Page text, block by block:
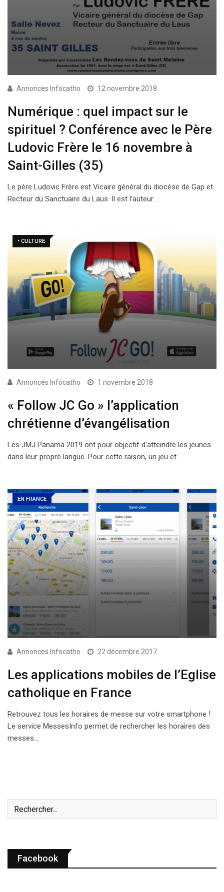
Annonces Infocatho 12 novembre 2018
Numérique : quel impact sur le
spirituel ? Conférence avec le Père
Ludovic Frère le 16 novembre à
Saint-Gilles (35)
Le père Ludovic Frère est Vicaire général du diocèse de Gap et
Recteur du Sanctuaire du Laus. Il est l’auteur…
• CULTURE
Annonces Infocatho 1 novembre 2018
« Follow JC Go » l’application
chrétienne d’évangélisation
Les JMJ Panama 2019 ont pour objectif d’atteindre les jeunes
dans leur propre langue. Pour cette raison, un jeu et …
EN FRANCE
Annonces Infocatho 22 décembre 2017
Les applications mobiles de l’Eglise
catholique en France
Retrouvez tous les horaires de messe sur votre smartphone !
Le service MessesInfo permet de rechercher les horaires des
messes…
Facebook